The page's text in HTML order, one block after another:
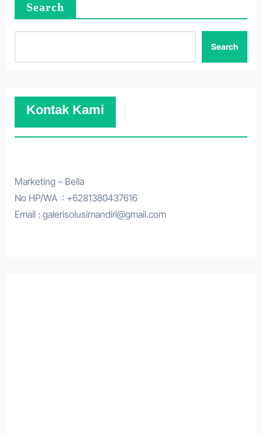
Search
Search
Kontak Kami
Marketing – Bella
No HP/WA : +6281380437616
Email : galerisolusimandiri@gmail.com